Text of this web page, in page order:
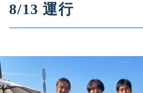
8/13 運行